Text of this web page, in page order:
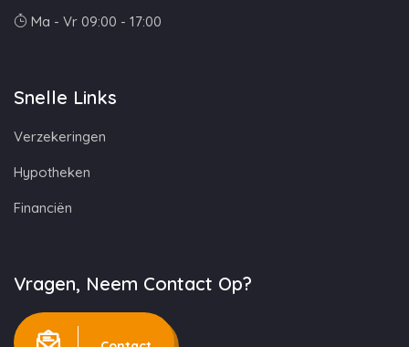
Ma - Vr 09:00 - 17:00
Snelle Links
Verzekeringen
Hypotheken
Financiën
Vragen, Neem Contact Op?